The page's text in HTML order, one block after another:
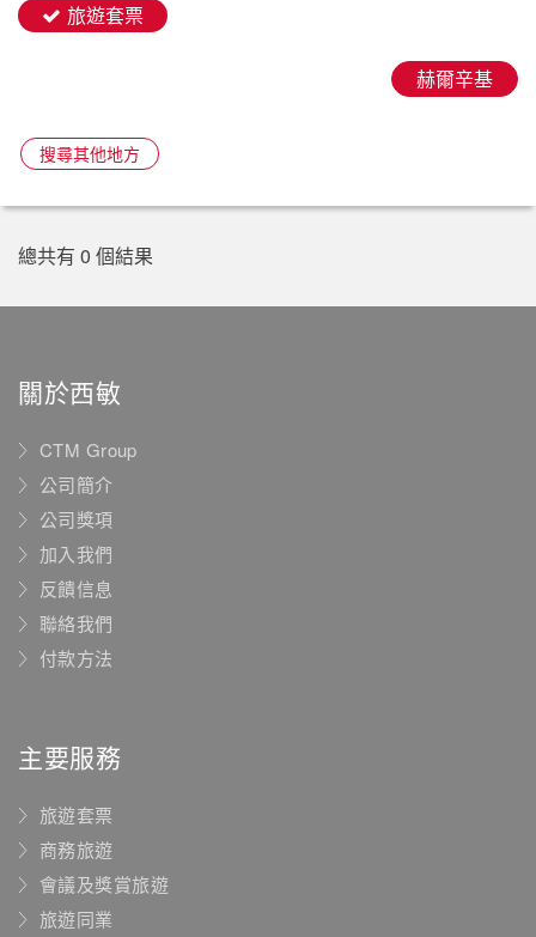
旅遊套票
赫爾辛基
搜尋其他地方
總共有 0 個結果
關於西敏
CTM Group
公司簡介
公司獎項
加入我們
反饋信息
聯絡我們
付款方法
主要服務
旅遊套票
商務旅遊
會議及獎賞旅遊
旅遊同業